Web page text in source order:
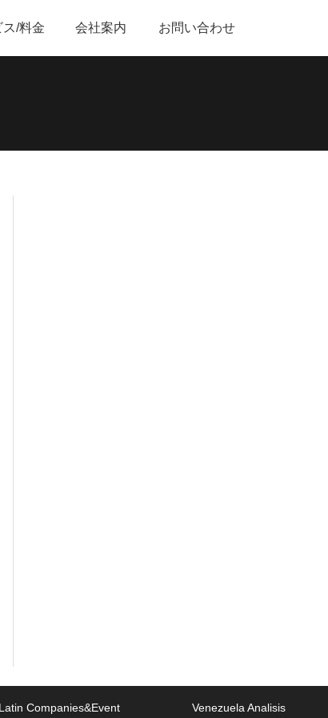
/料金 会社案内 お問い合わせ
Latin Companies&Event Venezuela Analisis